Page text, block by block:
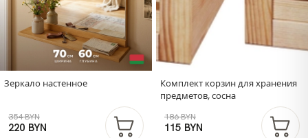
Зеркало настенное
354 BYN
220 BYN
Комплект корзин для хранения
предметов, сосна
186 BYN
115 BYN